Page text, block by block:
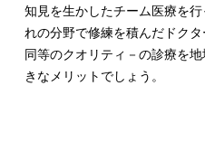
知見を生かしたチーム医療を
れの分野で修練を積んだドク
同等のクオリティ－の診療を
きなメリットでしょう。